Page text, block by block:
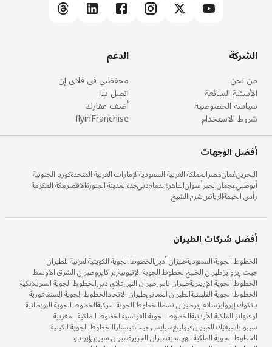
الشركة
من نحن
الأسئلة الشائعة
سياسة الخصوصية
شروط الاستخدام
الدعم
محفظتي في فلاي إن
اتصل بنا
أضف عقارك
flyinFranchise
أفضل الوجهات
البحرينعُمانمصرالمملكة العربية السعوديةالإمارات العربية المتحدةكوريا الجنوبية
أبوظبيعجمانالخبرأسوانالقاهرةالدمامدبيجدةالمدينة المنورةالأقصرمكة المكرمة
رأس الخيمةالرياضشرم الشيخ
أفضل شركات الطيران
الخطوط الجوية السعوديةطيران أديلالخطوط الجوية الكويتيةالعربية للطيران
جيت إيروايزطيران الخليجالخطوط الجوية الإثيوبيةإير كايروطيران الشرق الأوسط
الخطوط الجوية الإريتريةطيران ناسطيران النيلفلاي دبيالخطوط الجوية السريلانكية
الخطوط الجوية الفلبينيةالطيران العمانيطيران الاتحادالخطوط الجوية السنغافورية
بانكوك إيروايزسلام إيرطيران نسماالخطوط الجوية التركيةالخطوط الجوية البريطانية
لوفتهانزاالملكية الأردنيةالخطوط الجوية الفرنسيةالخطوط الملكية المغربية
سيبو باسيفيك للطيرانفيولينغسبايس جيتفيستاراالخطوط الجوية الكينية
الخطوط الجوية الملكية الهولنديةطيران الجزيرةطيران سيرينإير بلو